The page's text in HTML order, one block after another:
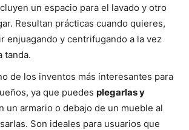
un espacio para el lavado y otro
Resultan prácticas cuando quieres,
enjuagando y centrifugando a la vez
tanda.
de los inventos más interesantes para
ya que puedes plegarlas y
un armario o debajo de un mueble al
Son ideales para usuarios que